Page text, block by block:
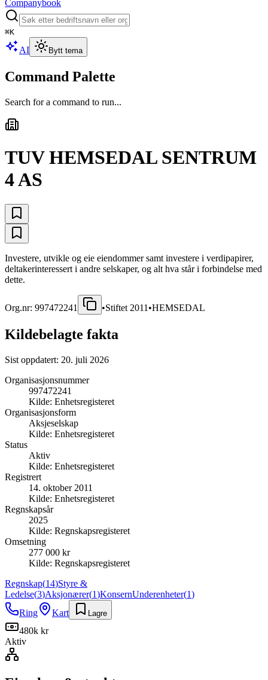
Companybook
⌘K
AI Bytt tema
Command Palette
Search for a command to run...
TUV HEMSEDAL SENTRUM
4 AS
Investere, utvikle og eie eiendommer samt investere i verdipapirer,
deltakerinteressert i andre selskaper, og alt hva står i forbindelse med
dette.
Org.nr: 997472241 •Stiftet 2011 •HEMSEDAL
Kildebelagte fakta
Sist oppdatert: 20. juli 2026
Organisasjonsnummer
997472241
Kilde: Enhetsregisteret
Organisasjonsform
Aksjeselskap
Kilde: Enhetsregisteret
Status
Aktiv
Kilde: Enhetsregisteret
Registrert
14. oktober 2011
Kilde: Enhetsregisteret
Regnskapsår
2025
Kilde: Regnskapsregisteret
Omsetning
277 000 kr
Kilde: Regnskapsregisteret
Regnskap(14)Styre &
Ledelse(3)Aksjonærer(1)KonsernUnderenheter(1)
Ring
Kart Lagre
480k kr
Aktiv